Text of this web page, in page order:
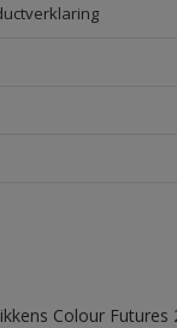
Colour Futures